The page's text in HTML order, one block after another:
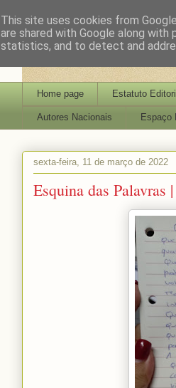
Home page Estatuto
Autores Nacionais Espaço
sexta-feira, 11 de março de 2022
Esquina das Palavras
This site uses cookies from
are shared with Google along
statistics, and to detect and